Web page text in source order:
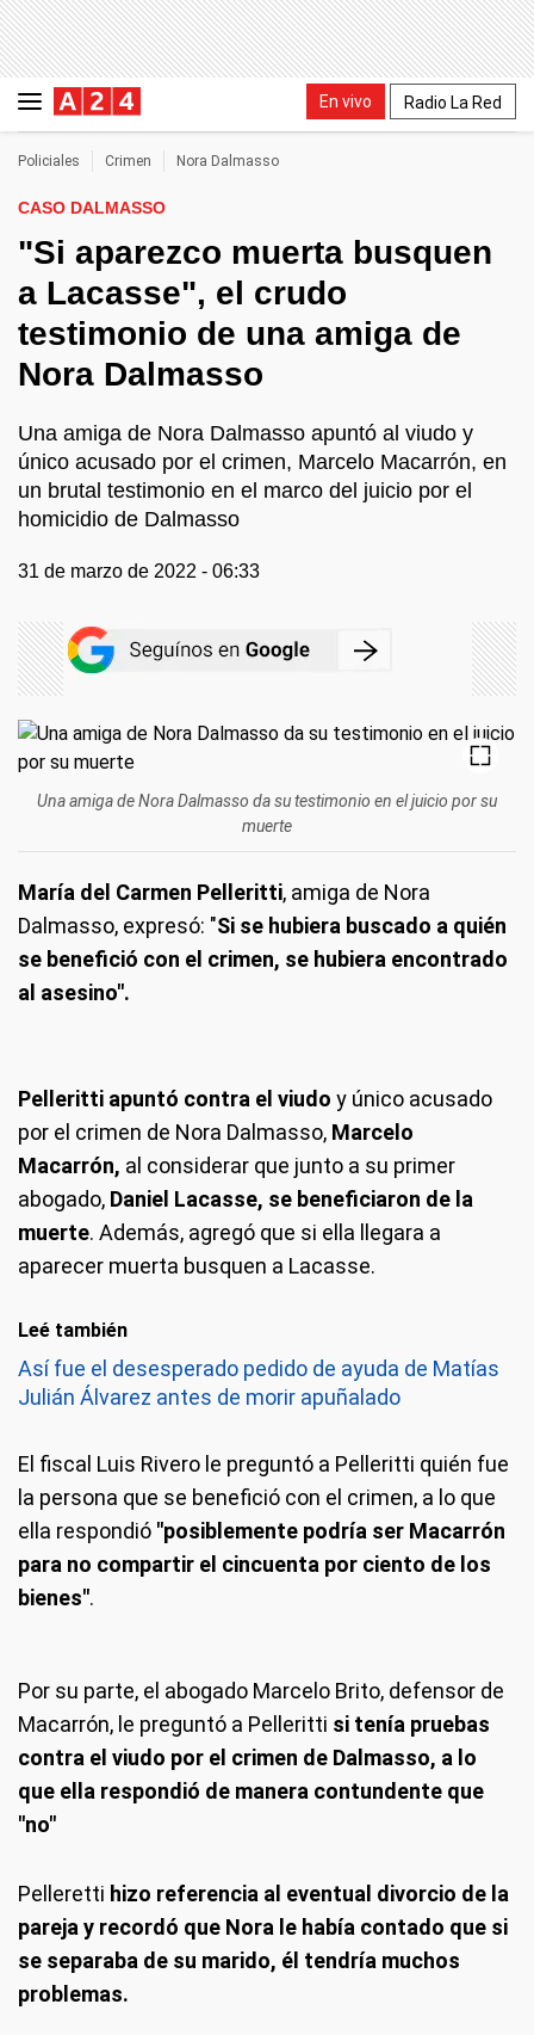
En vivo Radio La Red
Policiales Crimen Nora Dalmasso
CASO DALMASSO
"Si aparezco muerta busquen
a Lacasse", el crudo
testimonio de una amiga de
Nora Dalmasso
Una amiga de Nora Dalmasso apuntó al viudo y
único acusado por el crimen, Marcelo Macarrón, en
un brutal testimonio en el marco del juicio por el
homicidio de Dalmasso
31 de marzo de 2022 - 06:33
Una amiga de Nora Dalmasso da su testimonio en el juicio por su
muerte
María del Carmen Pelleritti, amiga de Nora
Dalmasso, expresó: "Si se hubiera buscado a quién
se benefició con el crimen, se hubiera encontrado
al asesino".
Pelleritti apuntó contra el viudo y único acusado
por el crimen de Nora Dalmasso, Marcelo
Macarrón, al considerar que junto a su primer
abogado, Daniel Lacasse, se beneficiaron de la
muerte. Además, agregó que si ella llegara a
aparecer muerta busquen a Lacasse.
Leé también
Así fue el desesperado pedido de ayuda de Matías
Julián Álvarez antes de morir apuñalado
El fiscal Luis Rivero le preguntó a Pelleritti quién fue
la persona que se benefició con el crimen, a lo que
ella respondió "posiblemente podría ser Macarrón
para no compartir el cincuenta por ciento de los
bienes".
Por su parte, el abogado Marcelo Brito, defensor de
Macarrón, le preguntó a Pelleritti si tenía pruebas
contra el viudo por el crimen de Dalmasso, a lo
que ella respondió de manera contundente que
"no"
Pelleretti hizo referencia al eventual divorcio de la
pareja y recordó que Nora le había contado que si
se separaba de su marido, él tendría muchos
problemas.